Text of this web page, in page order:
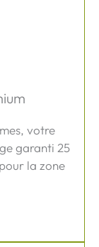
votre
garanti 25
la zone